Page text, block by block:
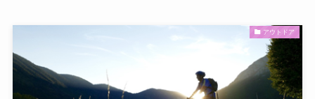
アウトドア